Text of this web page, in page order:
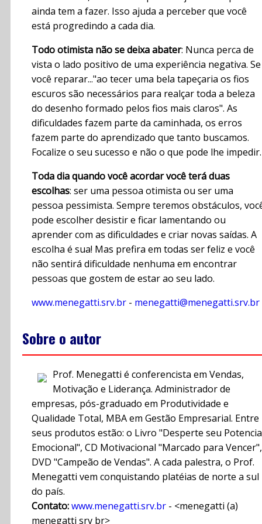
ainda tem a fazer. Isso ajuda a perceber que você
está progredindo a cada dia.
Todo otimista não se deixa abater: Nunca perca de
vista o lado positivo de uma experiência negativa. Se
você reparar..."ao tecer uma bela tapeçaria os fios
escuros são necessários para realçar toda a beleza
do desenho formado pelos fios mais claros". As
dificuldades fazem parte da caminhada, os erros
fazem parte do aprendizado que tanto buscamos.
Focalize o seu sucesso e não o que pode lhe impedir.
Toda dia quando você acordar você terá duas
escolhas: ser uma pessoa otimista ou ser uma
pessoa pessimista. Sempre teremos obstáculos,
pode escolher desistir e ficar lamentando ou
aprender com as dificuldades e criar novas saídas. A
escolha é sua! Mas prefira em todas ser feliz e você
não sentirá dificuldade nenhuma em encontrar
pessoas que gostem de estar ao seu lado.
www.menegatti.srv.br - menegatti@menegatti.srv.br
Sobre o autor
Prof. Menegatti é conferencista em Vendas,
Motivação e Liderança. Administrador de
empresas, pós-graduado em Produtividade e
Qualidade Total, MBA em Gestão Empresarial. Entre
seus produtos estão: o Livro "Desperte seu
Emocional", CD Motivacional "Marcado para Vencer",
DVD "Campeão de Vendas". A cada palestra, o Prof.
Menegatti vem conquistando platéias de norte a sul
do país.
Contato:www.menegatti.srv.br - <menegatti (a)
menegatti srv br>